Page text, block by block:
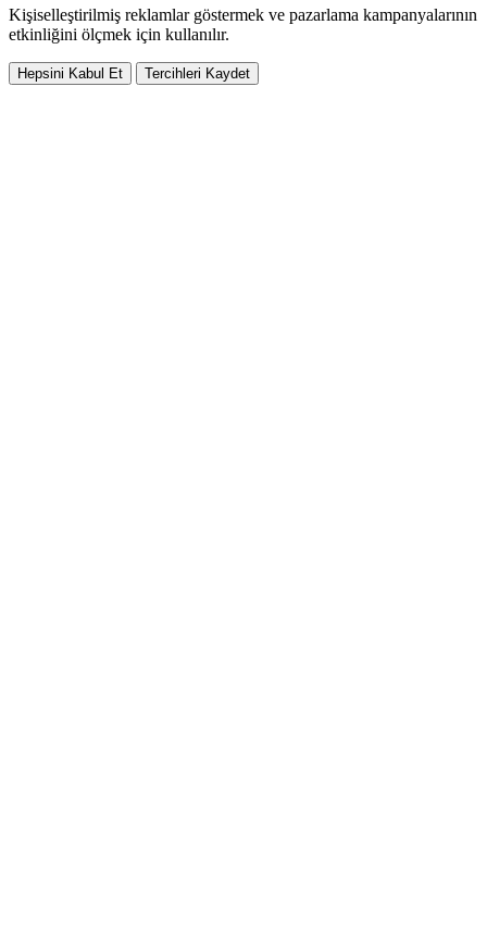
Kişiselleştirilmiş reklamlar göstermek ve pazarlama kampanyalarının
etkinliğini ölçmek için kullanılır.
Hepsini Kabul Et Tercihleri Kaydet